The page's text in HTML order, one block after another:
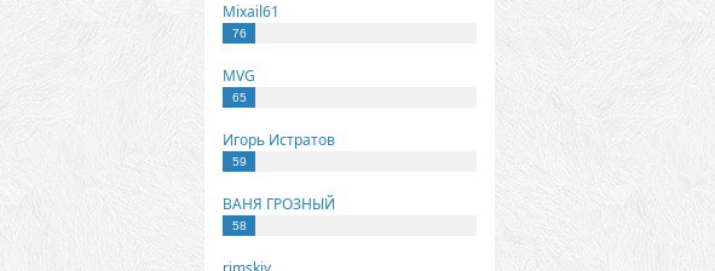
Mixail61
76
MVG
65
Игорь Истратов
59
ВАНЯ ГРОЗНЫЙ
58